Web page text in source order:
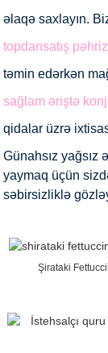
əlaqə saxlayın.
topdansatış
təmin edərkən
sağlam əriştə
qidalar üzrə
Günahsız yağsız
yaymaq üçün
səbirsizliklə
Şirataki